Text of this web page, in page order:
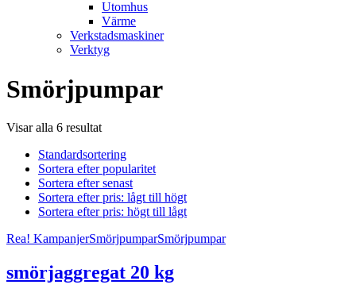
Utomhus
Värme
Verkstadsmaskiner
Verktyg
Smörjpumpar
Visar alla 6 resultat
Standardsortering
Sortera efter popularitet
Sortera efter senast
Sortera efter pris: lågt till högt
Sortera efter pris: högt till lågt
Rea! KampanjerSmörjpumparSmörjpumpar
smörjaggregat 20 kg